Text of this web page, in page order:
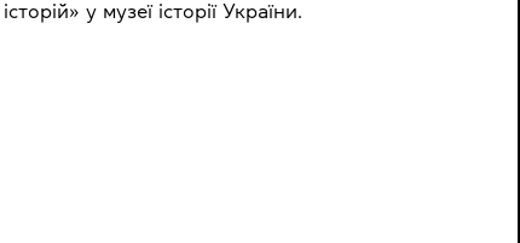
у музеї історії України.